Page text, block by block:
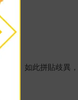
件。如此拼貼歧異，